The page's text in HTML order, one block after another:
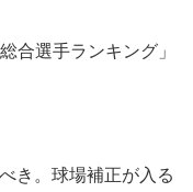
合選手ランキング」
き。球場補正が入る